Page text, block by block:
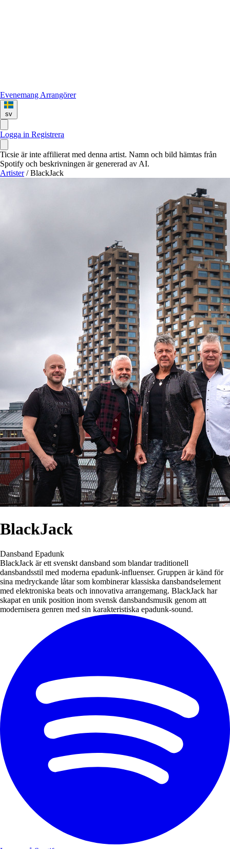
Evenemang Arrangörer
sv
Logga in Registrera
Ticsie är inte affilierat med denna artist. Namn och bild hämtas från
Spotify och beskrivningen är genererad av AI.
Artister / BlackJack
BlackJack
Dansband Epadunk
BlackJack är ett svenskt dansband som blandar traditionell
dansbandsstil med moderna epadunk-influenser. Gruppen är känd för
sina medryckande låtar som kombinerar klassiska dansbandselement
med elektroniska beats och innovativa arrangemang. BlackJack har
skapat en unik position inom svensk dansbandsmusik genom att
modernisera genren med sin karakteristiska epadunk-sound.